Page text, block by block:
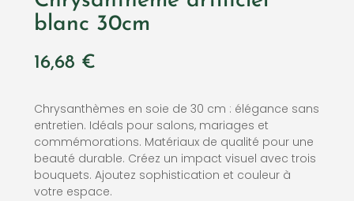
blanc 30cm
16,68 €
Chrysanthèmes en soie de 30 cm : élégance sans
entretien. Idéals pour salons, mariages et
commémorations. Matériaux de qualité pour une
beauté durable. Créez un impact visuel avec trois
bouquets. Ajoutez sophistication et couleur à
votre espace.